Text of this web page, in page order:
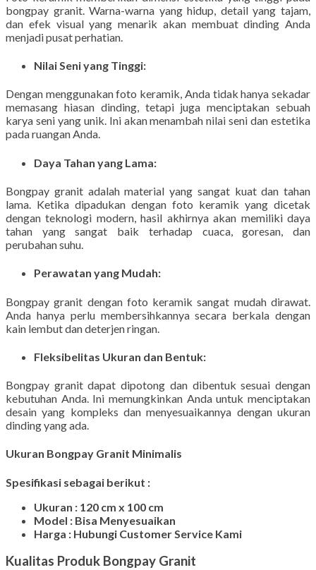
bongpay granit. Warna-warna yang hidup, detail yang tajam,
dan efek visual yang menarik akan membuat dinding Anda
menjadi pusat perhatian.
Nilai Seni yang Tinggi:
Dengan menggunakan foto keramik, Anda tidak hanya sekadar
memasang hiasan dinding, tetapi juga menciptakan sebuah
karya seni yang unik. Ini akan menambah nilai seni dan estetika
pada ruangan Anda.
Daya Tahan yang Lama:
Bongpay granit adalah material yang sangat kuat dan tahan
lama. Ketika dipadukan dengan foto keramik yang dicetak
dengan teknologi modern, hasil akhirnya akan memiliki daya
tahan yang sangat baik terhadap cuaca, goresan, dan
perubahan suhu.
Perawatan yang Mudah:
Bongpay granit dengan foto keramik sangat mudah dirawat.
Anda hanya perlu membersihkannya secara berkala dengan
kain lembut dan deterjen ringan.
Fleksibelitas Ukuran dan Bentuk:
Bongpay granit dapat dipotong dan dibentuk sesuai dengan
kebutuhan Anda. Ini memungkinkan Anda untuk menciptakan
desain yang kompleks dan menyesuaikannya dengan ukuran
dinding yang ada.
Ukuran Bongpay Granit Minimalis
Spesifikasi sebagai berikut :
Ukuran : 120 cm x 100 cm
Model : Bisa Menyesuaikan
Harga : Hubungi Customer Service Kami
Kualitas Produk Bongpay Granit